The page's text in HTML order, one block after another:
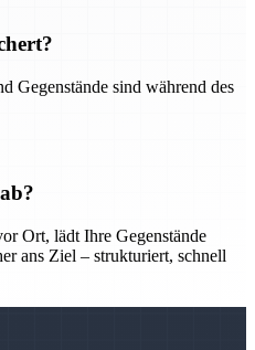
Gegenstände sind während des
Ort, lädt Ihre Gegenstände
ans Ziel – strukturiert, schnell